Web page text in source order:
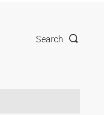
Search